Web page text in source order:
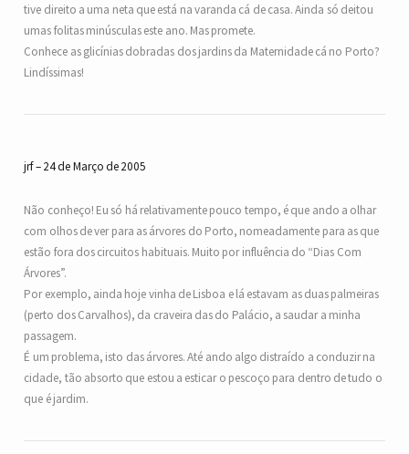
tive direito a uma neta que está na varanda cá de casa. Ainda só deitou
umas folitas minúsculas este ano. Mas promete.
Conhece as glicínias dobradas dos jardins da Maternidade cá no Porto?
Lindíssimas!
jrf 24 de Março de 2005
Não conheço! Eu só há relativamente pouco tempo, é que ando a olhar
com olhos de ver para as árvores do Porto, nomeadamente para as que
estão fora dos circuitos habituais. Muito por influência do “Dias Com
Árvores”.
Por exemplo, ainda hoje vinha de Lisboa e lá estavam as duas palmeiras
(perto dos Carvalhos), da craveira das do Palácio, a saudar a minha
passagem.
É um problema, isto das árvores. Até ando algo distraído a conduzir na
cidade, tão absorto que estou a esticar o pescoço para dentro de tudo o
que é jardim.